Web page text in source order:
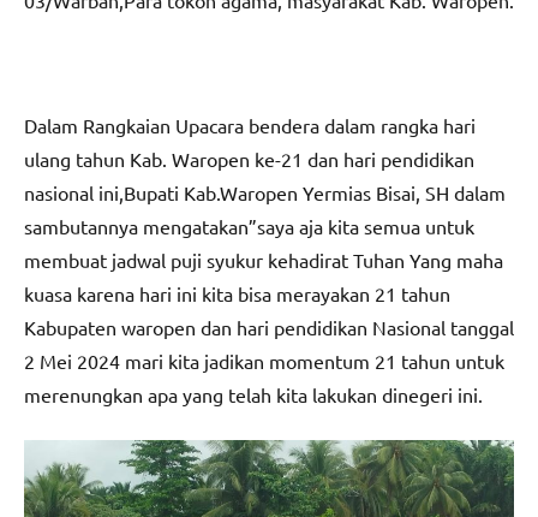
Dalam Rangkaian Upacara bendera dalam rangka hari
ulang tahun Kab. Waropen ke-21 dan hari pendidikan
nasional ini,Bupati Kab.Waropen Yermias Bisai, SH dalam
sambutannya mengatakan”saya aja kita semua untuk
membuat jadwal puji syukur kehadirat Tuhan Yang maha
kuasa karena hari ini kita bisa merayakan 21 tahun
Kabupaten waropen dan hari pendidikan Nasional tanggal
2 Mei 2024 mari kita jadikan momentum 21 tahun untuk
merenungkan apa yang telah kita lakukan dinegeri ini.